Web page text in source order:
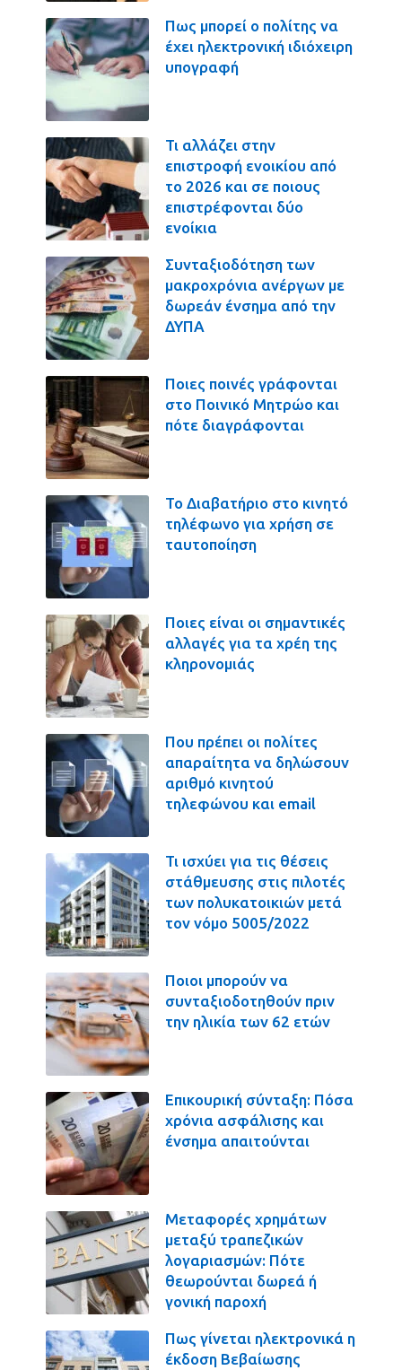
Πως μπορεί ο πολίτης να
έχει ηλεκτρονική ιδιόχειρη
υπογραφή
Τι αλλάζει στην
επιστροφή ενοικίου από
το 2026 και σε ποιους
επιστρέφονται δύο
ενοίκια
Συνταξιοδότηση των
μακροχρόνια ανέργων με
δωρεάν ένσημα από την
ΔΥΠΑ
Ποιες ποινές γράφονται
στο Ποινικό Μητρώο και
πότε διαγράφονται
Το Διαβατήριο στο κινητό
τηλέφωνο για χρήση σε
ταυτοποίηση
Ποιες είναι οι σημαντικές
αλλαγές για τα χρέη της
κληρονομιάς
Που πρέπει οι πολίτες
απαραίτητα να δηλώσουν
αριθμό κινητού
τηλεφώνου και email
Τι ισχύει για τις θέσεις
στάθμευσης στις πιλοτές
των πολυκατοικιών μετά
τον νόμο 5005/2022
Ποιοι μπορούν να
συνταξιοδοτηθούν πριν
την ηλικία των 62 ετών
Επικουρική σύνταξη: Πόσα
χρόνια ασφάλισης και
ένσημα απαιτούνται
Μεταφορές χρημάτων
μεταξύ τραπεζικών
λογαριασμών: Πότε
θεωρούνται δωρεά ή
γονική παροχή
Πως γίνεται ηλεκτρονικά η
έκδοση Βεβαίωσης